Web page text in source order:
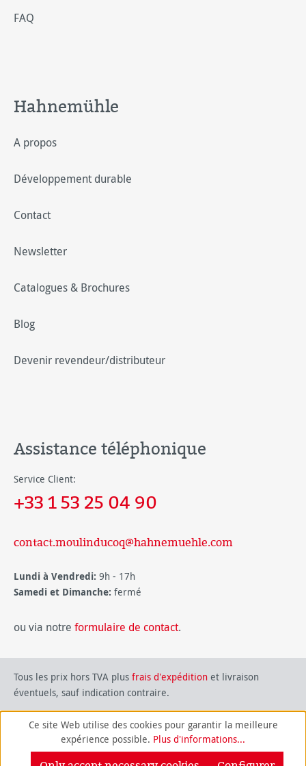
FAQ
Hahnemühle
A propos
Développement durable
Contact
Newsletter
Catalogues & Brochures
Blog
Devenir revendeur/distributeur
Assistance téléphonique
Service Client:
+33 1 53 25 04 90
contact.moulinducoq@hahnemuehle.com
Lundi à Vendredi: 9h - 17h
Samedi et Dimanche: fermé
ou via notre formulaire de contact.
Tous les prix hors TVA plus frais d'expédition et livraison
éventuels, sauf indication contraire.
Ce site Web utilise des cookies pour garantir la meilleure
expérience possible. Plus d'informations...